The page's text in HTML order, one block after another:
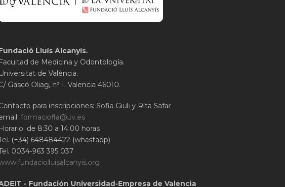
Lluís Alcanyís.
Facultad de Medicina y Odontología.
Universitat de València.
Gascó Oliag, nº 1. Valencia 46010.
para inscripciones: Sofia Giuli y Rita Safar
formaciofla@uv.es
Horario: de 8:30 a 14:00 horas
(+34) 648484422 (whastapp)
0034-963 395 037
- Fundación Universidad-Empresa de Valencia